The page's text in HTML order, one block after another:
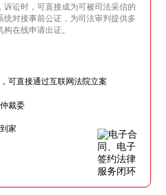
讼时，可直接成为可被司法采信的
对接事前公证，为司法审判提供多
在线申请出证。
可直接通过互联网法院立案
裁委
家